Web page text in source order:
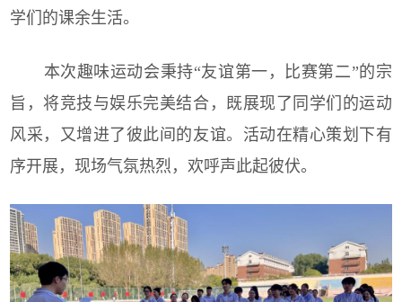
学们的课余生活。
本次趣味运动会秉持“友谊第一，比赛第二”的宗
旨，将竞技与娱乐完美结合，既展现了同学们的运动
风采，又增进了彼此间的友谊。活动在精心策划下有
序开展，现场气氛热烈，欢呼声此起彼伏。